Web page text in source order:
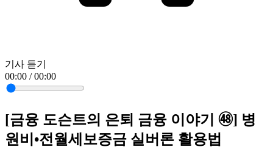
기사 듣기
00:00 / 00:00
[금융 도슨트의 은퇴 금융 이야기 ㊽] 병
원비•전월세보증금 실버론 활용법